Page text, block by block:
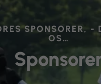
SPONSORER, -
OS…